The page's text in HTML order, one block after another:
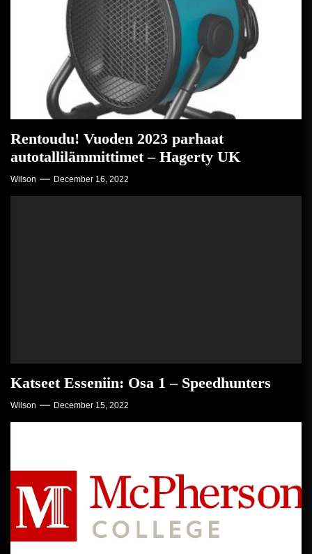
Rentoudu! Vuoden 2023 parhaat
autotallilämmittimet – Hagerty UK
Wilson December 16, 2022
Katseet Esseniin: Osa 1 – Speedhunters
Wilson December 15, 2022